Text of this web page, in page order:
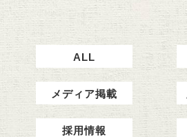
ALL
メディア掲載
採用情報